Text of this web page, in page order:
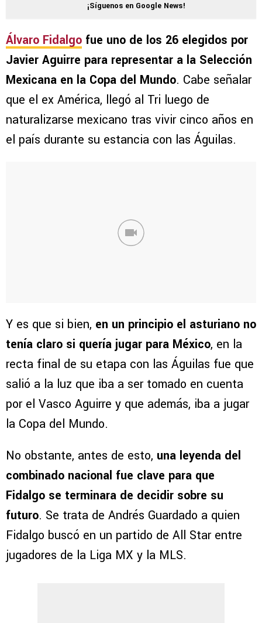
¡Síguenos en Google News!
Álvaro Fidalgo fue uno de los 26 elegidos por
Javier Aguirre para representar a la Selección
Mexicana en la Copa del Mundo. Cabe señalar
que el ex América, llegó al Tri luego de
naturalizarse mexicano tras vivir cinco años en
el país durante su estancia con las Águilas.
Y es que si bien, en un principio el asturiano no
tenía claro si quería jugar para México, en la
recta final de su etapa con las Águilas fue que
salió a la luz que iba a ser tomado en cuenta
por el Vasco Aguirre y que además, iba a jugar
la Copa del Mundo.
No obstante, antes de esto, una leyenda del
combinado nacional fue clave para que
Fidalgo se terminara de decidir sobre su
futuro. Se trata de Andrés Guardado a quien
Fidalgo buscó en un partido de All Star entre
jugadores de la Liga MX y la MLS.